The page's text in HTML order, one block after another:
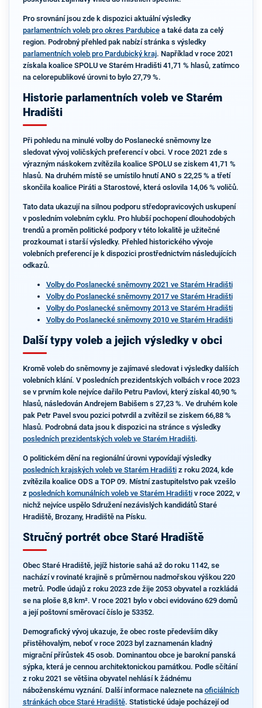
Pro srovnání jsou zde k dispozici aktuální výsledky
parlamentních voleb pro okres Pardubicea také data za celý
region. Podrobný přehled pak nabízí stránka s výsledky
parlamentních voleb pro Pardubický kraj. Například v roce 2021
získala koalice SPOLU ve Starém Hradišti 41,71 % hlasů, zatímco
na celorepublikové úrovni to bylo 27,79 %.
Historie parlamentních voleb ve Starém
Hradišti
Při pohledu na minulé volby do Poslanecké sněmovny lze
sledovat vývoj voličských preferencí v obci. V roce 2021 zde s
výrazným náskokem zvítězila koalice SPOLU se ziskem 41,71 %
hlasů. Na druhém místě se umístilo hnutí ANO s 22,25 % a třetí
skončila koalice Piráti a Starostové, která oslovila 14,06 % voličů.
Tato data ukazují na silnou podporu středopravicových uskupení
v posledním volebním cyklu. Pro hlubší pochopení dlouhodobých
trendů a proměn politické podpory v této lokalitě je užitečné
prozkoumat i starší výsledky. Přehled historického vývoje
volebních preferencí je k dispozici prostřednictvím následujících
odkazů.
Volby do Poslanecké sněmovny 2021 ve Starém Hradišti
Volby do Poslanecké sněmovny 2017 ve Starém Hradišti
Volby do Poslanecké sněmovny 2013 ve Starém Hradišti
Volby do Poslanecké sněmovny 2010 ve Starém Hradišti
Další typy voleb a jejich výsledky v obci
Kromě voleb do sněmovny je zajímavé sledovat i výsledky dalších
volebních klání. V posledních prezidentských volbách v roce 2023
se v prvním kole nejvíce dařilo Petru Pavlovi, který získal 40,90 %
hlasů, následován Andrejem Babišem s 27,23 %. Ve druhém kole
pak Petr Pavel svou pozici potvrdil a zvítězil se ziskem 66,88 %
hlasů. Podrobná data jsou k dispozici na stránce s výsledky
posledních prezidentských voleb ve Starém Hradišti.
O politickém dění na regionální úrovni vypovídají výsledky
posledních krajských voleb ve Starém Hradištiz roku 2024, kde
zvítězila koalice ODS a TOP 09. Místní zastupitelstvo pak vzešlo
z posledních komunálních voleb ve Starém Hradištiv roce 2022, v
nichž nejvíce uspělo Sdružení nezávislých kandidátů Staré
Hradiště, Brozany, Hradiště na Písku.
Stručný portrét obce Staré Hradiště
Obec Staré Hradiště, jejíž historie sahá až do roku 1142, se
nachází v rovinaté krajině s průměrnou nadmořskou výškou 220
metrů. Podle údajů z roku 2023 zde žije 2053 obyvatel a rozkládá
se na ploše 8,8 km². V roce 2021 bylo v obci evidováno 629 domů
a její poštovní směrovací číslo je 53352.
Demografický vývoj ukazuje, že obec roste především díky
přistěhovalým, neboť v roce 2023 byl zaznamenán kladný
migrační přírůstek 45 osob. Dominantou obce je barokní panská
sýpka, která je cennou architektonickou památkou. Podle sčítání
z roku 2021 se většina obyvatel nehlásí k žádnému
náboženskému vyznání. Další informace naleznete na oficiálních
stránkách obce Staré Hradiště. Statistické údaje pocházejí od